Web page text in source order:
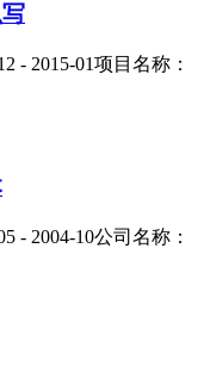
- 2015-01项目名称：
- 2004-10公司名称：